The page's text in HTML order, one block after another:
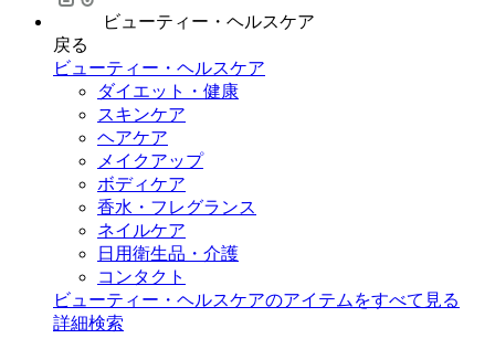
ビューティー・ヘルスケア
戻る
ビューティー・ヘルスケア
ダイエット・健康
スキンケア
ヘアケア
メイクアップ
ボディケア
香水・フレグランス
ネイルケア
日用衛生品・介護
コンタクト
ビューティー・ヘルスケアのアイテムをすべて見る
詳細検索